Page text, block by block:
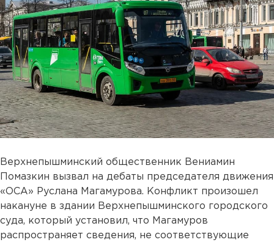
Верхнепышминский общественник Вениамин
Помазкин вызвал на дебаты председателя движения
«ОСА» Руслана Магамурова. Конфликт произошел
накануне в здании Верхнепышминского городского
суда, который установил, что Магамуров
распространяет сведения, не соответствующие